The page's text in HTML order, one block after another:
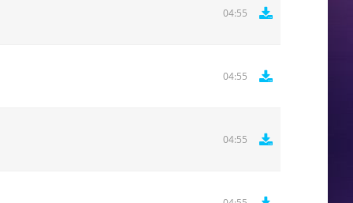
04:55
04:55
04:55